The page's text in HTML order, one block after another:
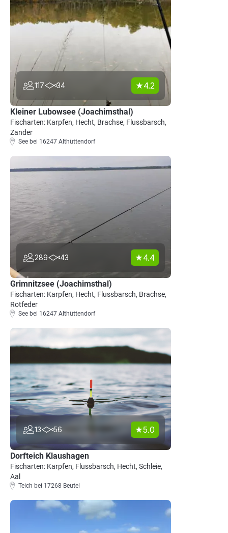
117 34 4.2
Kleiner Lubowsee (Joachimsthal)
Fischarten: Karpfen, Hecht, Brachse, Flussbarsch,
Zander
See bei 16247 Althüttendorf
289 43 4.4
Grimnitzsee (Joachimsthal)
Fischarten: Karpfen, Hecht, Flussbarsch, Brachse,
Rotfeder
See bei 16247 Althüttendorf
13 56 5.0
Dorfteich Klaushagen
Fischarten: Karpfen, Flussbarsch, Hecht, Schleie,
Aal
Teich bei 17268 Beutel